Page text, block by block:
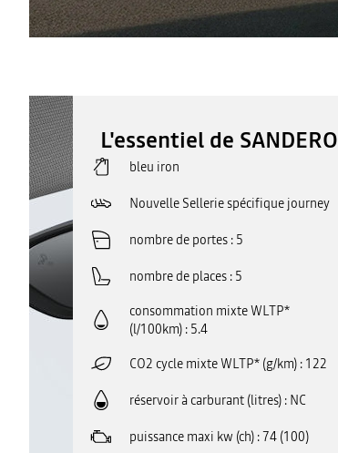
L'essentiel de SANDERO
bleu iron
Nouvelle Sellerie spécifique journey
nombre de portes 5
nombre de places 5
consommation mixte WLTP*
(l/100km) 5.4
CO2 cycle mixte WLTP* (g/km) 122
réservoir à carburant (litres) NC
puissance maxi kw (ch) 74 (100)